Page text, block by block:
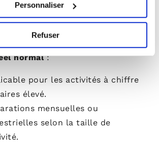
Personnaliser
Refuser
55 % de la TVA due en juillet.
40 % en décembre, sur la base de
la TVA de l’année précédente.
normal:
pour les activités à chiffre
élevé.
mensuelles ou
selon la taille de